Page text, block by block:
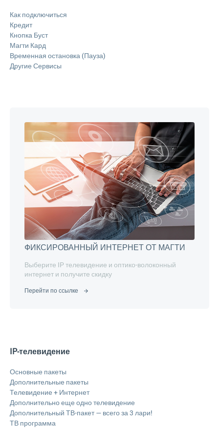
Как подключиться
Кредит
Кнопка Буст
Магти Кард
Временная остановка (Пауза)
Другие Сервисы
ФИКСИРОВАННЫЙ ИНТЕРНЕТ ОТ МАГТИ
Выберите IP телевидение и оптико-волоконный
интернет и получите скидку
Перейти по ссылке
IP-телевидение
Основные пакеты
Дополнительные пакеты
Телевидение + Интернет
Дополнительно еще одно телевидение
Дополнительный ТВ-пакет — всего за 3 лари!
ТВ программа